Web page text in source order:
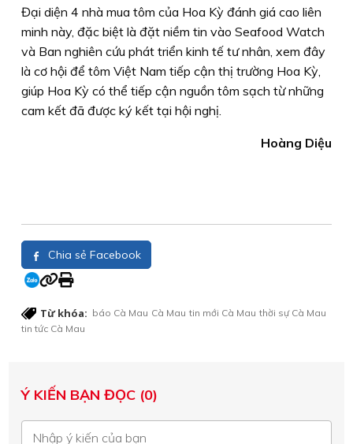
Đại diện 4 nhà mua tôm của Hoa Kỳ đánh giá cao liên
minh này, đặc biệt là đặt niềm tin vào Seafood Watch
và Ban nghiên cứu phát triển kinh tế tư nhân, xem đây
là cơ hội để tôm Việt Nam tiếp cận thị trường Hoa Kỳ,
giúp Hoa Kỳ có thể tiếp cận nguồn tôm sạch từ những
cam kết đã được ký kết tại hội nghị.
Hoàng Diệu
Chia sẻ Facebook
Từ khóa: báo Cà Mau Cà Mau tin mới Cà Mau thời sự Cà Mau
tin tức Cà Mau
Ý KIẾN BẠN ĐỌC (0)